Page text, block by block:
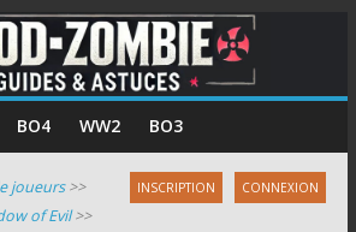
BO4 WW2 BO3
INSCRIPTION CONNEXION
joueurs>>
of Evil>>